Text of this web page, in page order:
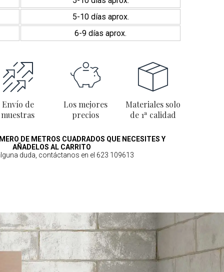
5-10 días aprox.
6-9 días aprox.
Envío de
muestras
Los mejores
precios
Materiales solo
de 1ª calidad
DE METROS CUADRADOS QUE NECESITES Y
AÑADELOS AL CARRITO
duda, contáctanos en el 623 109613